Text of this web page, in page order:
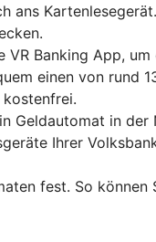
ans
Banking App,
einen von
Geldautomat in der
Ihrer
fest. So